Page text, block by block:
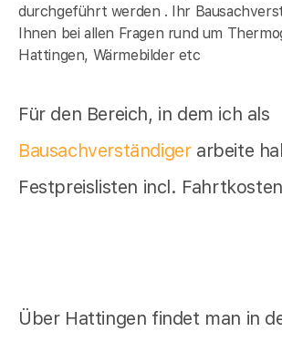
durchgeführt werden . Ihr
Ihnen bei allen Fragen rund um
Hattingen, Wärmebilder etc
Für den Bereich, in dem ich als
Bausachverständigerarbeite
Festpreislisten incl.
Über Hattingen findet man in